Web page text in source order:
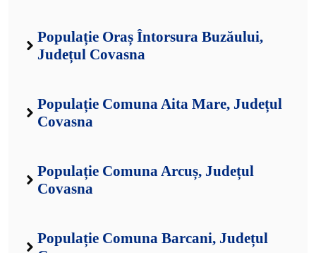
Populație Oraș Întorsura Buzăului,
Județul Covasna
Populație Comuna Aita Mare, Județul
Covasna
Populație Comuna Arcuș, Județul
Covasna
Populație Comuna Barcani, Județul